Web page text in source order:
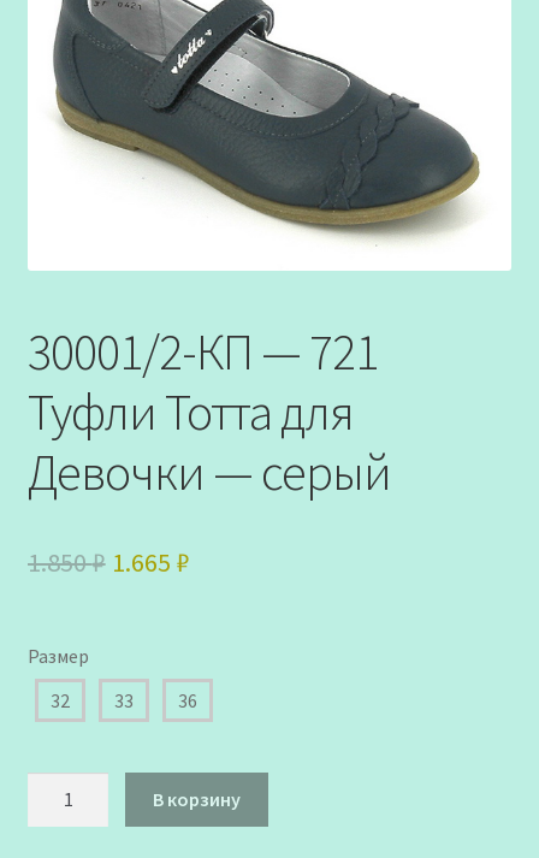
30001/2-КП — 721
Туфли Тотта для
Девочки — серый
1.850₽ Первоначальная
1.850 ₽.
1.665 ₽Текущая
Размер
32
33 36
В корзину